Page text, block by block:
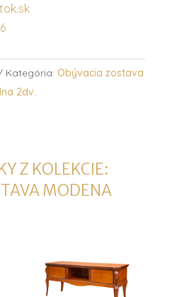
Kategória: Obývacia zostava
2dv.
Z KOLEKCIE:
MODENA